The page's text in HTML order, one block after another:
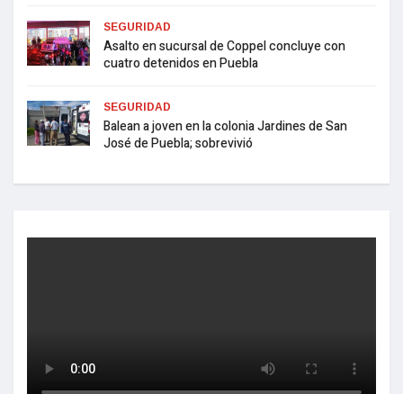
SEGURIDAD
Asalto en sucursal de Coppel concluye con
cuatro detenidos en Puebla
SEGURIDAD
Balean a joven en la colonia Jardines de San
José de Puebla; sobrevivió